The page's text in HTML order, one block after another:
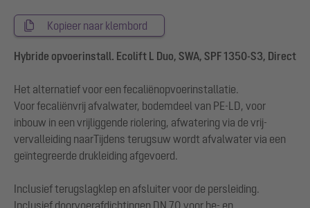
Kopieer naar klembord
Hybride opvoerinstall. Ecolift L Duo, SWA, SPF 1350-S3, Direct
Het alternatief voor een fecaliënopvoerinstallatie.
Voor fecaliënvrij afvalwater, bodemdeel van PE-LD, voor
inbouw in een vrijliggende riolering, afwatering via de vrij-
vervalleiding naarTijdens terugsuw wordt afvalwater via een
geïntegreerde drukleiding afgevoerd.
Inclusief terugslagklep en afsluiter voor de persleiding.
Inclusief doorvoerafdichtingen DN 70 voor be- en